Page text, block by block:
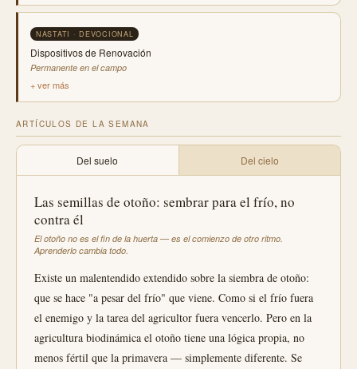
NASTATI · DEVOCIONAL
Dispositivos de Renovación
Permanente en el campo
+ ver más
ARTÍCULOS DE LA SEMANA
Del suelo Del cielo
Las semillas de otoño: sembrar para el frío, no
contra él
El otoño no es el fin de la huerta — es el comienzo de otro ritmo.
Aprenderlo cambia todo.
Existe un malentendido extendido sobre la siembra de otoño:
que se hace "a pesar del frío" que viene. Como si el frío fuera
el enemigo y la tarea del agricultor fuera vencerlo. Pero en la
agricultura biodinámica el otoño tiene una lógica propia, no
menos fértil que la primavera — simplemente diferente. Se